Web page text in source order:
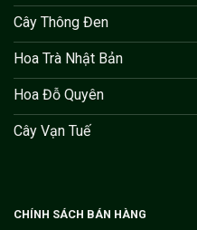
Cây Thông Đen
Hoa Trà Nhật Bản
Hoa Đỗ Quyên
Cây Vạn Tuế
CHÍNH SÁCH BÁN HÀNG